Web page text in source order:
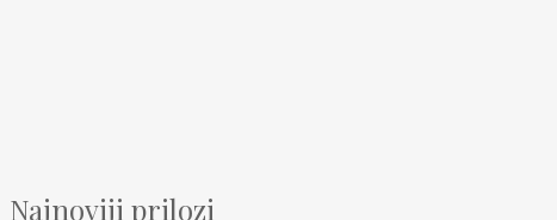
Najnoviji prilozi